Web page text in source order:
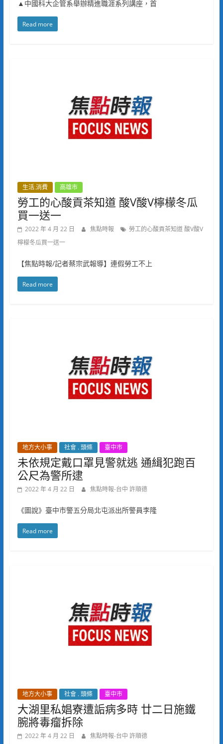
▲中國科大企管系舉辦精進職涯系列講座，首
Read more
生活.消費 高雄市
勞工的心酸貢茶知道 酸V酸V檸檬冬瓜
買一送一
2022 年 4 月 22 日 焦點時報
勞工的心酸貢茶知道 酸V酸V
檸檬冬瓜買一送一
【焦點時報/記者蔡宗武報導】連假勞工不上
Read more
地方大小事 社會 . 頭條 臺中市
未依規定戴口罩見警就逃 通緝犯跑百
公尺為警所逮
2022 年 4 月 22 日 焦點時報-台中 許順德
《圖說》臺中市警五分局北屯派出所警員李隆
Read more
地方大小事 社會 . 頭條 臺中市
大湖里私娼寮遭詬病多時 廿二日施鐵
腕將毒瘤拆除
2022 年 4 月 22 日 焦點時報-台中 許順德